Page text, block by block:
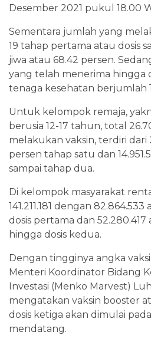
Desember 2021 pukul 18.00
Sementara jumlah yang
19 tahap pertama atau dosis
jiwa atau 68.42 persen.
yang telah menerima hingga
tenaga kesehatan berjumlah
Untuk kelompok remaja,
berusia 12-17 tahun, total
melakukan vaksin, terdiri dari
persen tahap satu dan
sampai tahap dua.
Di kelompok masyarakat
141.211.181 dengan
dosis pertama dan
hingga dosis kedua.
Dengan tingginya angka
Menteri Koordinator Bidang
Investasi (Menko Marvest)
mengatakan vaksin booster
dosis ketiga akan dimulai
mendatang.